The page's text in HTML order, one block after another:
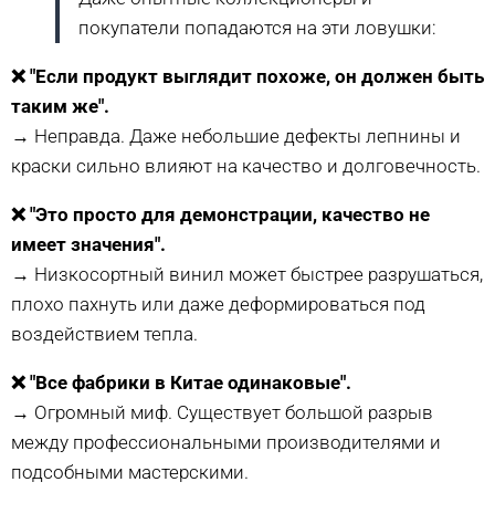
покупатели попадаются на эти ловушки:
❌ "Если продукт выглядит похоже, он должен быть
таким же".
→ Неправда. Даже небольшие дефекты лепнины и
краски сильно влияют на качество и долговечность.
❌ "Это просто для демонстрации, качество не
имеет значения".
→ Низкосортный винил может быстрее разрушаться,
плохо пахнуть или даже деформироваться под
воздействием тепла.
❌ "Все фабрики в Китае одинаковые".
→ Огромный миф. Существует большой разрыв
между профессиональными производителями и
подсобными мастерскими.